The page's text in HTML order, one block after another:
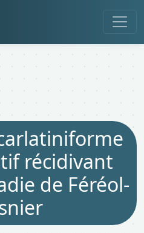
récidivant
de Féréol-